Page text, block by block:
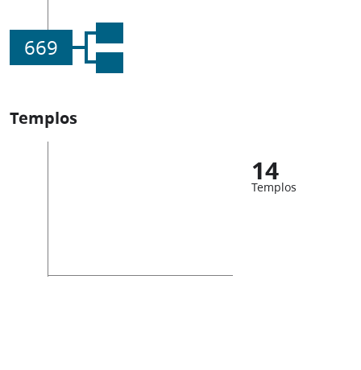
669
Templos
14
Templos